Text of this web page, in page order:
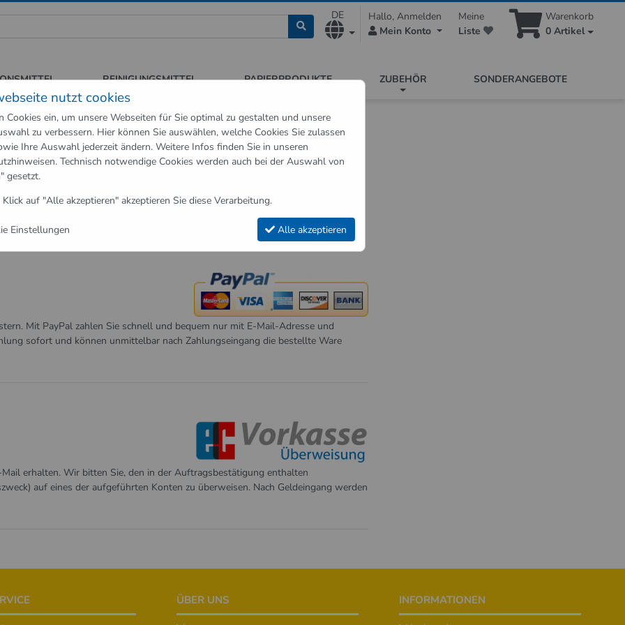
DE
Hallo, Anmelden
Mein Konto
Meine
Liste
Warenkorb
0Artikel
REINIGUNGSMITTEL PAPIERPRODUKTE ZUBEHÖR SONDERANGEBOTE
zusätzlich zu unseren vorhandenen Zahlungsarten, Zahlart Rechnung an.
nach der Erstellung eines Accounts in unserem Shop eingerichtet und
Mit PayPal zahlen Sie schnell und bequem nur mit E-Mail-Adresse und
sofort und können unmittelbar nach Zahlungseingang die bestellte Ware
erhalten. Wir bitten Sie, den in der Auftragsbestätigung enthalten
auf eines der aufgeführten Konten zu überweisen. Nach Geldeingang werden
ÜBER UNS INFORMATIONEN
nutzt cookies
Cookies ein, um unsere Webseiten für Sie optimal zu gestalten und unsere
zu verbessern. Hier können Sie auswählen, welche Cookies Sie zulassen
Ihre Auswahl jederzeit ändern. Weitere Infos finden Sie in unseren
. Technisch notwendige Cookies werden auch bei der Auswahl von
gesetzt.
auf "Alle akzeptieren" akzeptieren Sie diese Verarbeitung.
Einstellungen Alle akzeptieren